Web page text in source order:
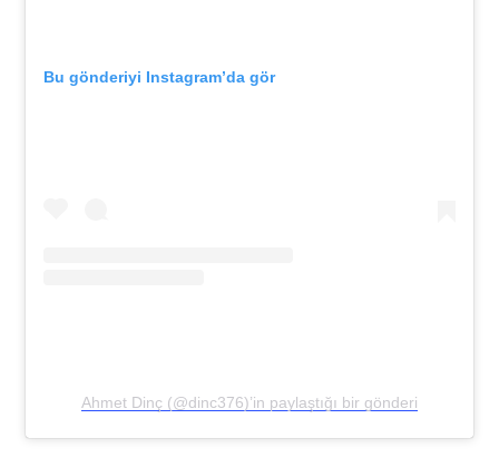
Bu gönderiyi Instagram’da gör
Ahmet Dinç (@dinc376)’in paylaştığı bir gönderi